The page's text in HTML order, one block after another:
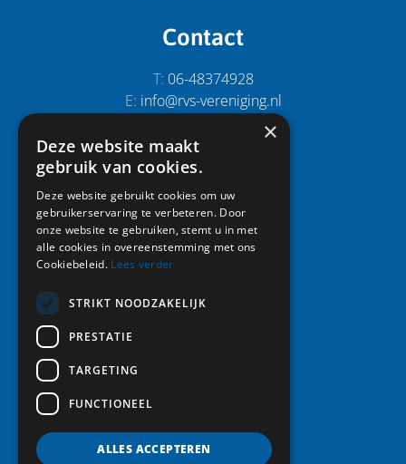
Contact
T: 06-48374928
E: info@rvs-vereniging.nl
Snel naar:
Home
Activiteiten
Leden
Vereniging
Nieuws
×
Deze website maakt
gebruik van cookies.
Deze website gebruikt cookies om uw
gebruikerservaring te verbeteren. Door
onze website te gebruiken, stemt u in met
alle cookies in overeenstemming met ons
Cookiebeleid. Lees verder
STRIKT NOODZAKELIJK
PRESTATIE
TARGETING
FUNCTIONEEL
ALLES ACCEPTEREN